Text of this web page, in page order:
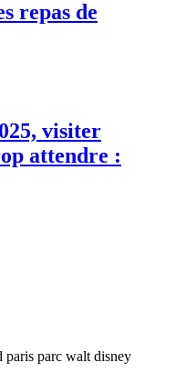
repas de
visiter
attendre :